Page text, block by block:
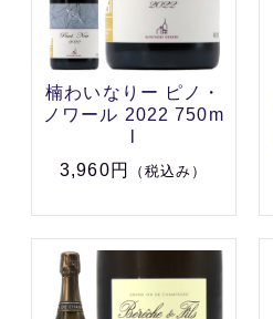
楠わいなりー ピノ・
ノワール 2022 750m
3,960円
（税込み）